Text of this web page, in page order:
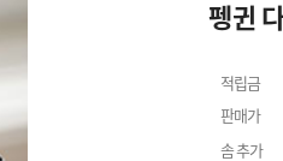
펭귄
적립금
판매가
솜 추가